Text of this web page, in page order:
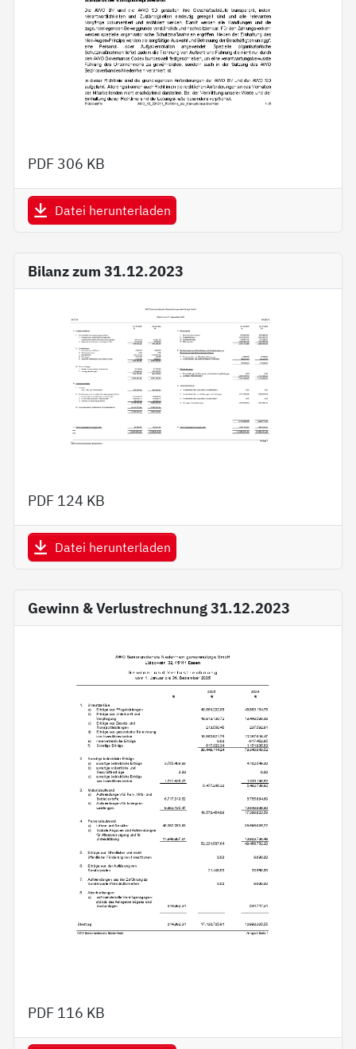
PDF 306 KB
Datei herunterladen
Bilanz zum 31.12.2023
PDF 124 KB
Datei herunterladen
Gewinn & Verlustrechnung 31.12.2023
PDF 116 KB